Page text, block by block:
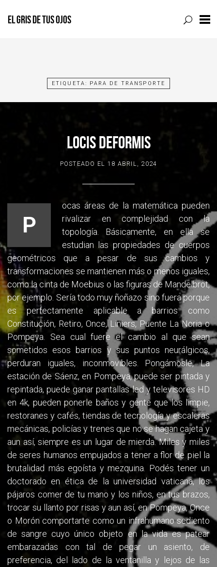
EL GRIS DE TUS OJOS
ETIQUETA: PARA DE TRANSPORTE
LOCIS DEFORMIS
POSTEADO EL 18 ABRIL, 2024
P
ocas áreas de la matemática pueden
rivalizar en complejidad con la
topología. Básicamente, en ella se
estudian las propiedades de cuerpos
geométricos que a pesar de sus cambios y
transformaciones se mantienen más o menos iguales,
como la cinta de Moebius o las figuras de Mandelbrot,
por ejemplo. Sería todo muy ñoñazo sino fuera porque
es perfectamente aplicable a barrios como
Constitución, Retiro, Once, Liniers, Puente La Noria o
Pompeya. Sea cual fuere el cambio al que sean
sometidos esos barrios y sus puntos neurálgicos,
perduran iguales, inconmovibles. Pongámosle, La
estación de Sáenz, en Pompeya, puede ser pintada y
repintada, puede ganar pantallas led y televisores HD
en 4k, pueden ponerle baños y gente que los limpie,
restoranes y cafés, tiendas de tecnología y escaleras
mecánicas, policías y trenes que no se hagan cajeta y
aun así, siempre es un lugar de mierda. Miles y miles
de seres humanos empujados a tener a flor de piel la
brutalidad más egoísta y mezquina. Podés tener un
doctorado en ética de la universidad vaticana, los
pájaros comer de tu mano y los niños, en tus brazos,
trocar su llanto por risas y aun así, en Pompeya, Once
o Morón comportarte como un infrahumano sediento
de sangre cuyo único objeto en la vida es patear
embarazadas con tal de pegar un asiento, de
preferencia, del lado de la ventanilla y lejos de las